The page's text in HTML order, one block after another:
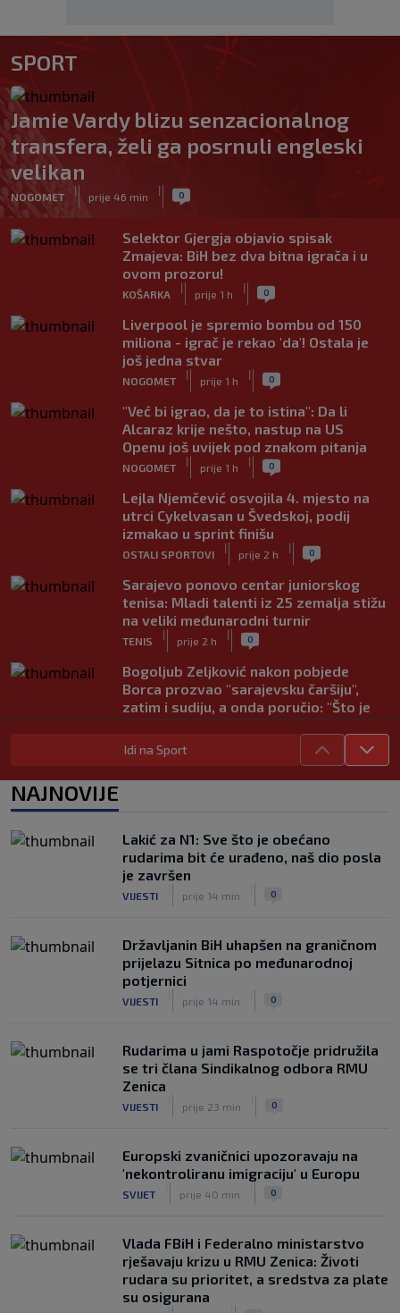
SPORT
Jamie Vardy blizu senzacionalnog
transfera, želi ga posrnuli engleski
velikan
NOGOMET
|
prije 46 min
| 0
Selektor Gjergja objavio spisak
Zmajeva: BiH bez dva bitna igrača i u
ovom prozoru!
KOŠARKA
|
prije 1 h
| 0
Liverpool je spremio bombu od 150
miliona - igrač je rekao 'da'! Ostala je
još jedna stvar
NOGOMET
|
prije 1 h
| 0
"Već bi igrao, da je to istina": Da li
Alcaraz krije nešto, nastup na US
Openu još uvijek pod znakom pitanja
NOGOMET
|
prije 1 h
| 0
Lejla Njemčević osvojila 4. mjesto na
utrci Cykelvasan u Švedskoj, podij
izmakao u sprint finišu
OSTALI SPORTOVI
|
prije 2 h
| 0
Sarajevo ponovo centar juniorskog
tenisa: Mladi talenti iz 25 zemalja stižu
na veliki međunarodni turnir
TENIS
|
prije 2 h
| 0
Bogoljub Zeljković nakon pobjede
Borca prozvao "sarajevsku čaršiju",
zatim i sudiju, a onda poručio: "Što je
Borac jači, buka je veća"
NOGOMET
Kerim Alajbegović tek stigao, a legende
Juventusa već oduševljene: "Može biti
okosnica tima"
NOGOMET
|
prije 3 h 0
Idi na Sport
NAJNOVIJE
Lakić za N1: Sve što je obećano
rudarima bit će urađeno, naš dio posla
je završen
VIJESTI prije 14 min 0
Državljanin BiH uhapšen na graničnom
prijelazu Sitnica po međunarodnoj
potjernici
VIJESTI prije 14 min 0
Rudarima u jami Raspotočje pridružila
se tri člana Sindikalnog odbora RMU
Zenica
VIJESTI prije 23 min 0
Europski zvaničnici upozoravaju na
'nekontroliranu imigraciju' u Europu
SVIJET prije 40 min 0
Vlada FBiH i Federalno ministarstvo
rješavaju krizu u RMU Zenica: Životi
rudara su prioritet, a sredstva za plate
su osigurana